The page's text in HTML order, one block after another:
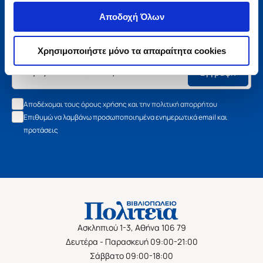
Αποδοχή Όλων
Χρησιμοποιήστε μόνο τα απαραίτητα cookies
Μάθετε τα νέα της Πολιτείας
Εγγραφείτε στο newsletter μας και μάθετε πρώτοι όλα τα
νέα βιβλία, τις εξαιρετικές τιμές και τις εκδηλώσεις μας.
Εγγραφή
Αποδέχομαι τους όρους χρήσης και την πολιτική απορρήτου
Επιθυμώ να λαμβάνω προσωποποιημένα ενημερωτικά email και
προτάσεις
Ασκληπιού 1-3, Αθήνα 106 79
Δευτέρα - Παρασκευή 09:00-21:00
Σάββατο 09:00-18:00